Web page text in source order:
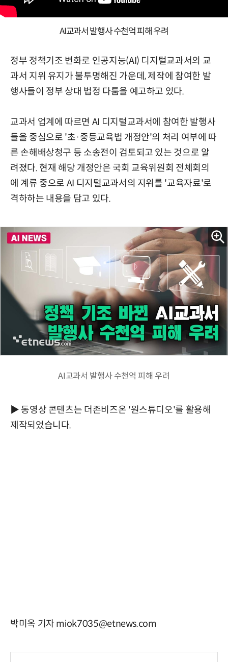
AI교과서 발행사 수천억 피해 우려
정부 정책기조 변화로 인공지능(AI) 디지털교과서의 교
과서 지위 유지가 불투명해진 가운데, 제작에 참여한 발
행사들이 정부 상대 법정 다툼을 예고하고 있다.
교과서 업계에 따르면 AI 디지털교과서에 참여한 발행사
들을 중심으로 '초·중등교육법 개정안'의 처리 여부에 따
른 손해배상청구 등 소송전이 검토되고 있는 것으로 알
려졌다. 현재 해당 개정안은 국회 교육위원회 전체회의
에 계류 중으로 AI 디지털교과서의 지위를 '교육자료'로
격하하는 내용을 담고 있다.
AI교과서 발행사 수천억 피해 우려
▶ 동영상 콘텐츠는 더존비즈온 '원스튜디오'를 활용해
제작되었습니다.
박미옥 기자 miok7035@etnews.com